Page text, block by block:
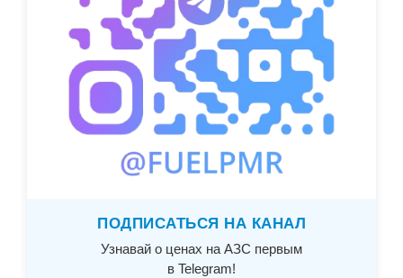
ПОДПИСАТЬСЯ НА КАНАЛ
Узнавай о ценах на АЗС первым
в Telegram!